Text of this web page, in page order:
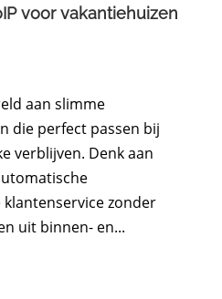
voor vakantiehuizen
aan slimme
die perfect passen bij
verblijven. Denk aan
zonder
uit binnen- en...